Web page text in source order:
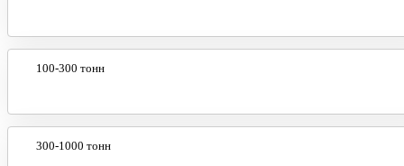
100-300 тонн
300-1000 тонн